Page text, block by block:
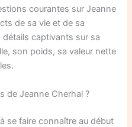
courantes sur Jeanne
de sa vie et de sa
détails captivants sur sa
son poids, sa valeur nette
de Jeanne Cherhal ?
se faire connaître au début